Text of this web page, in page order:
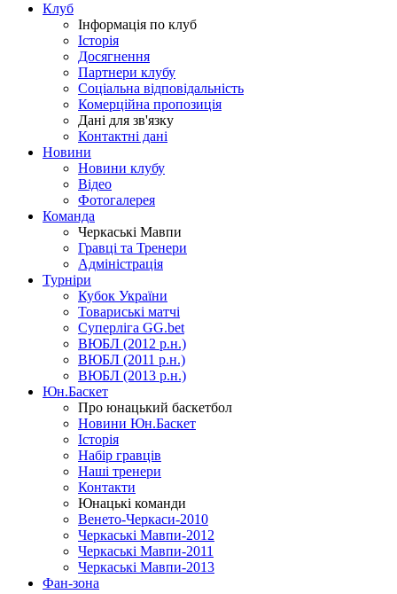
Клуб
Інформація по клуб
Історія
Досягнення
Партнери клубу
Соціальна відповідальність
Комерційна пропозиція
Дані для зв'язку
Контактні дані
Новини
Новини клубу
Відео
Фотогалерея
Команда
Черкаські Мавпи
Гравці та Тренери
Адміністрація
Турніри
Кубок України
Товариські матчі
Суперліга GG.bet
ВЮБЛ (2012 р.н.)
ВЮБЛ (2011 р.н.)
ВЮБЛ (2013 р.н.)
Юн.Баскет
Про юнацький баскетбол
Новини Юн.Баскет
Історія
Набір гравців
Наші тренери
Контакти
Юнацькі команди
Венето-Черкаси-2010
Черкаські Мавпи-2012
Черкаські Мавпи-2011
Черкаські Мавпи-2013
Фан-зона